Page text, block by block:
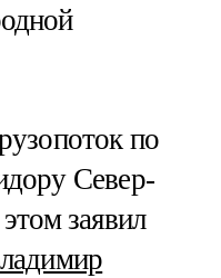
по
Север-
заявил